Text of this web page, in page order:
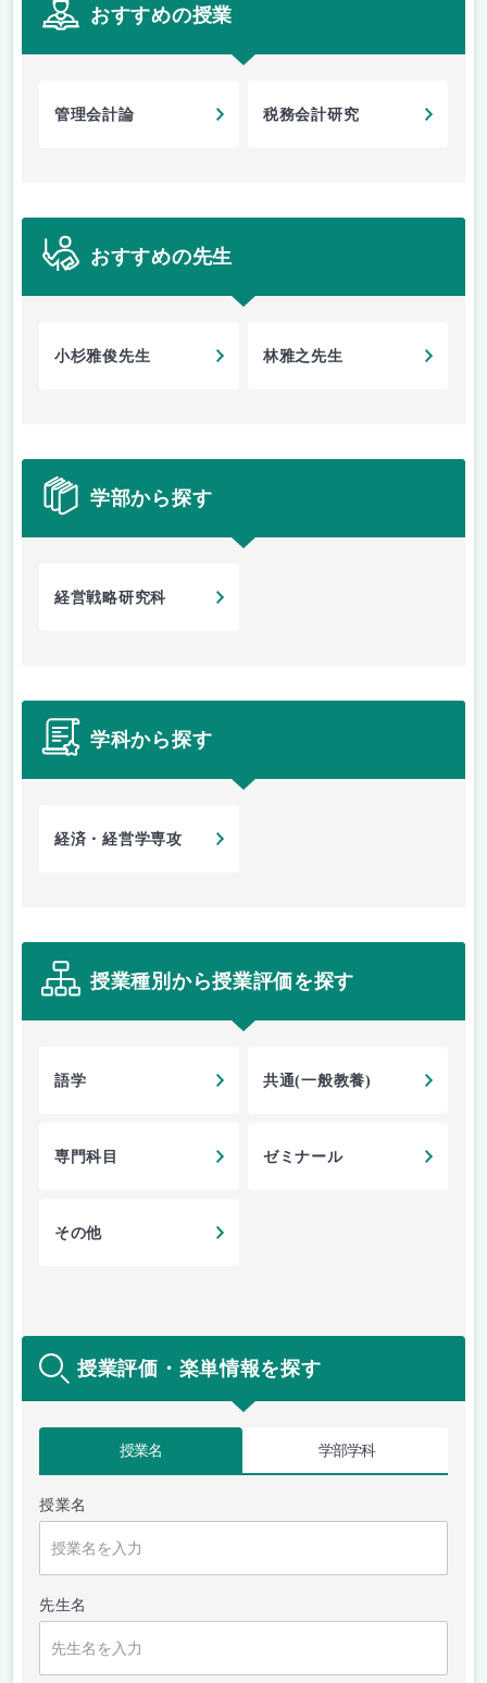
おすすめの授業
管理会計論 税務会計研究
おすすめの先生
小杉雅俊先生 林雅之先生
学部から探す
経営戦略研究科
学科から探す
経済・経営学専攻
授業種別から授業評価を探す
語学 共通(一般教養)
専門科目 ゼミナール
その他
授業評価・楽単情報を探す
授業名 学部学科
授業名
先生名